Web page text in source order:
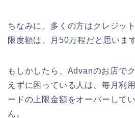
ちなみに、多くの方はクレジッ
限度額は、月50万程だと思いま
もしかしたら、Advanのお店で
えずに困っている人は、毎月利
ードの上限金額をオーバーして
ん。